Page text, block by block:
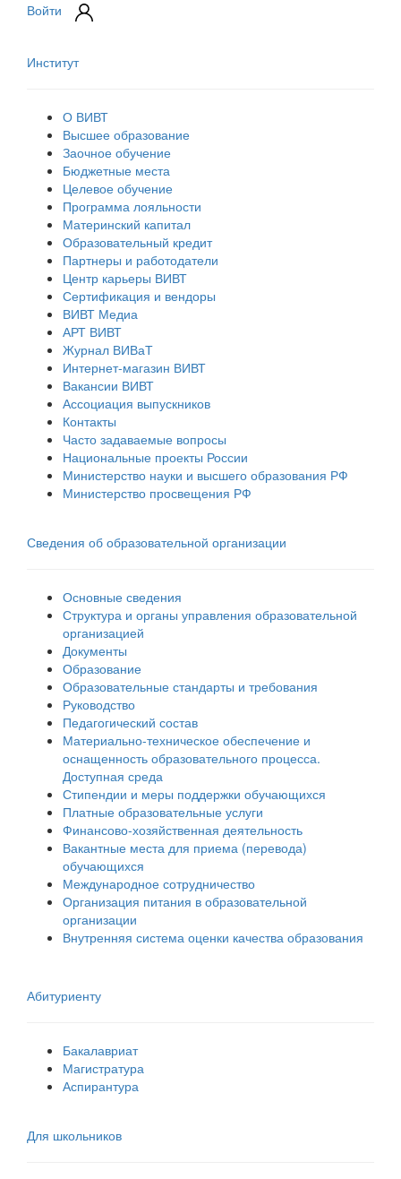
Войти
Институт
О ВИВТ
Высшее образование
Заочное обучение
Бюджетные места
Целевое обучение
Программа лояльности
Материнский капитал
Образовательный кредит
Партнеры и работодатели
Центр карьеры ВИВТ
Сертификация и вендоры
ВИВТ Медиа
АРТ ВИВТ
Журнал ВИВаТ
Интернет-магазин ВИВТ
Вакансии ВИВТ
Ассоциация выпускников
Контакты
Часто задаваемые вопросы
Национальные проекты России
Министерство науки и высшего образования РФ
Министерство просвещения РФ
Сведения об образовательной организации
Основные сведения
Структура и органы управления образовательной
организацией
Документы
Образование
Образовательные стандарты и требования
Руководство
Педагогический состав
Материально-техническое обеспечение и
оснащенность образовательного процесса.
Доступная среда
Стипендии и меры поддержки обучающихся
Платные образовательные услуги
Финансово-хозяйственная деятельность
Вакантные места для приема (перевода)
обучающихся
Международное сотрудничество
Организация питания в образовательной
организации
Внутренняя система оценки качества образования
Абитуриенту
Бакалавриат
Магистратура
Аспирантура
Для школьников